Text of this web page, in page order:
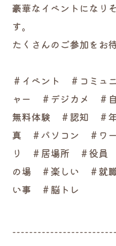
豪華なイベントになり
す。
たくさんのご参加をお
＃イベント ＃コミュ
ャー ＃デジカメ ＃
無料体験 ＃認知 ＃
真 ＃パソコン ＃ワ
り ＃居場所 ＃役員
の場 ＃楽しい ＃就
い事 ＃脳トレ